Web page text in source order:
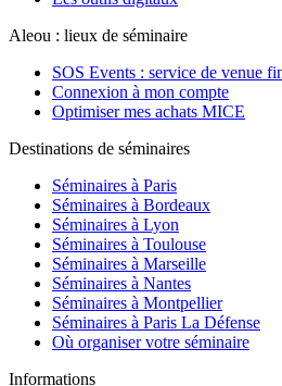
Aleou : lieux de séminaire
SOS Events : service de venue
Connexion à mon compte
Optimiser mes achats MICE
Destinations de séminaires
Séminaires à Paris
Séminaires à Bordeaux
Séminaires à Lyon
Séminaires à Toulouse
Séminaires à Marseille
Séminaires à Nantes
Séminaires à Montpellier
Séminaires à Paris La Défense
Où organiser votre séminaire
Informations